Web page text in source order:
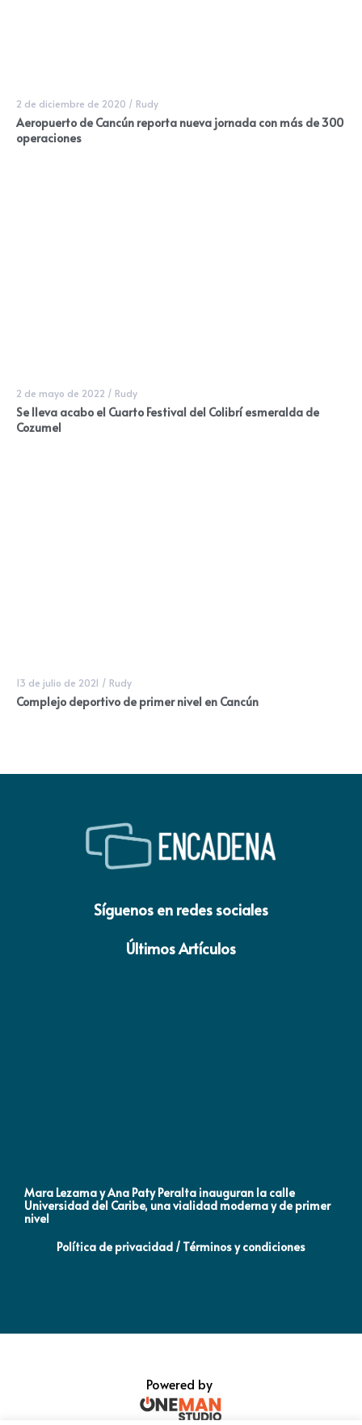
2 de diciembre de 2020 / Rudy
Aeropuerto de Cancún reporta nueva jornada con más de 300
operaciones
2 de mayo de 2022 / Rudy
Se lleva acabo el Cuarto Festival del Colibrí esmeralda de
Cozumel
13 de julio de 2021 / Rudy
Complejo deportivo de primer nivel en Cancún
Síguenos en redes sociales
Últimos Artículos
Mara Lezama y Ana Paty Peralta inauguran la calle
Universidad del Caribe, una vialidad moderna y de primer
nivel
Política de privacidad / Términos y condiciones
Powered by